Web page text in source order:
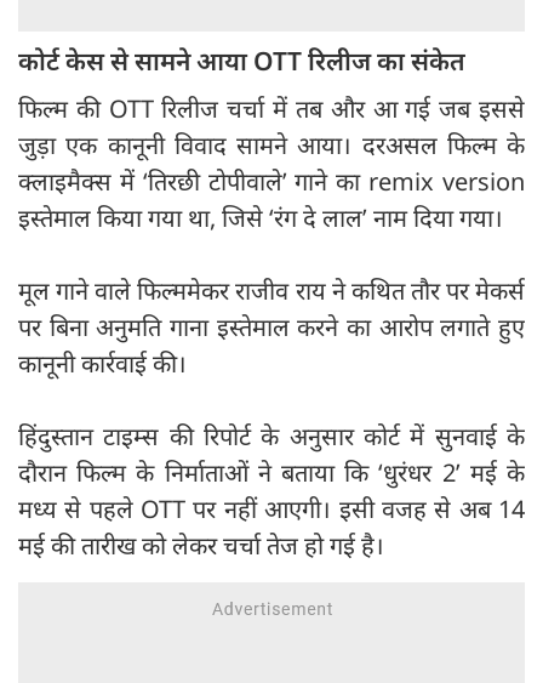
कोर्ट केस से सामने आया OTT रिलीज का संकेत
फिल्म की OTT रिलीज चर्चा में तब और आ गई जब इससे
जुड़ा एक कानूनी विवाद सामने आया। दरअसल फिल्म के
क्लाइमैक्स में ‘तिरछी टोपीवाले’ गाने का remix version
इस्तेमाल किया गया था, जिसे ‘रंग दे लाल’ नाम दिया गया।
मूल गाने वाले फिल्ममेकर राजीव राय ने कथित तौर पर मेकर्स
पर बिना अनुमति गाना इस्तेमाल करने का आरोप लगाते हुए
कानूनी कार्रवाई की।
हिंदुस्तान टाइम्स की रिपोर्ट के अनुसार कोर्ट में सुनवाई के
दौरान फिल्म के निर्माताओं ने बताया कि ‘धुरंधर 2’ मई के
मध्य से पहले OTT पर नहीं आएगी। इसी वजह से अब 14
मई की तारीख को लेकर चर्चा तेज हो गई है।